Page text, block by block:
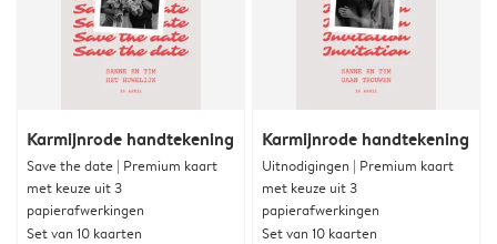
Karmijnrode handtekening
Save the date | Premium kaart
met keuze uit 3
papierafwerkingen
Set van 10 kaarten
Karmijnrode handtekening
Uitnodigingen | Premium kaart
met keuze uit 3
papierafwerkingen
Set van 10 kaarten